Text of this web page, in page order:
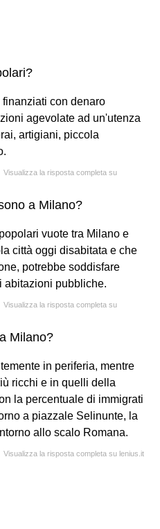
finanziati con denaro
agevolate ad un'utenza
artigiani, piccola
Visualizza la risposta completa su
a Milano?
vuote tra Milano e
città oggi disabitata e che
potrebbe soddisfare
abitazioni pubbliche.
Visualizza la risposta completa su
Milano?
in periferia, mentre
ricchi e in quelli della
la percentuale di immigrati
a piazzale Selinunte, la
allo scalo Romana.
Visualizza la risposta completa su lenius.it